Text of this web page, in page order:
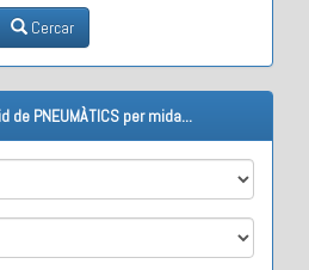
Cercar
de PNEUMÀTICS per mida...